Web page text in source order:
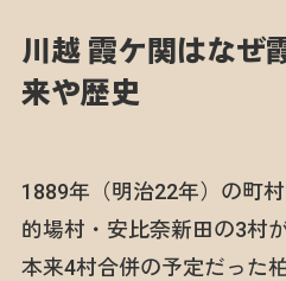
川越 霞ケ関はなぜ
来や歴史
1889年（明治22年）の町
的場村・安比奈新田の3村が
本来4村合併の予定だった